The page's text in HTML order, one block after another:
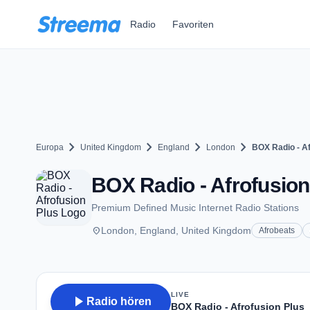
Radio Favoriten
Europa chevron_right United Kingdom chevron_right England chevron_right London chevron_right BOX Radio -
BOX Radio -
Premium Defined Music Internet Radio Stations
placeLondon, England, United Kingdom Afrobeats
play_arrow Radio hören
LIVE
BOX Radio - Afrofusion Plus